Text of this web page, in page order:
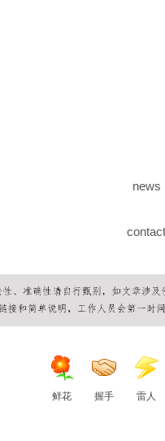
news
contact
鲜花 握手 雷人